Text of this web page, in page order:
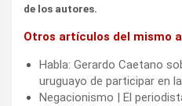
de los autores.
Otros artículos del mismo
Habla: Gerardo Caetano
uruguayo de participar en
Negacionismo | El